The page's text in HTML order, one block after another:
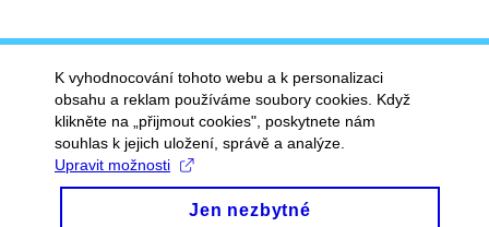
K vyhodnocování tohoto webu a k personalizaci
obsahu a reklam používáme soubory cookies. Když
klikněte na „přijmout cookies", poskytnete nám
souhlas k jejich uložení, správě a analýze.
Upravit možnosti
Jen nezbytné